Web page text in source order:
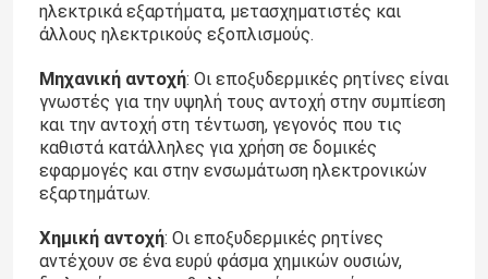
ηλεκτρικά εξαρτήματα, μετασχηματιστές και
άλλους ηλεκτρικούς εξοπλισμούς.
Μηχανική αντοχή: Οι εποξυδερμικές ρητίνες είναι
γνωστές για την υψηλή τους αντοχή στην συμπίεση
και την αντοχή στη τέντωση, γεγονός που τις
καθιστά κατάλληλες για χρήση σε δομικές
εφαρμογές και στην ενσωμάτωση ηλεκτρονικών
εξαρτημάτων.
Χημική αντοχή: Οι εποξυδερμικές ρητίνες
αντέχουν σε ένα ευρύ φάσμα χημικών ουσιών,